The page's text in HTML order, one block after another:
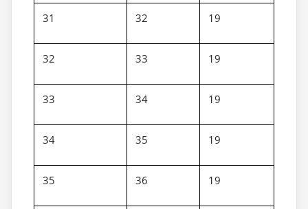
31 32 19
32 33 19
33 34 19
34 35 19
35 36 19